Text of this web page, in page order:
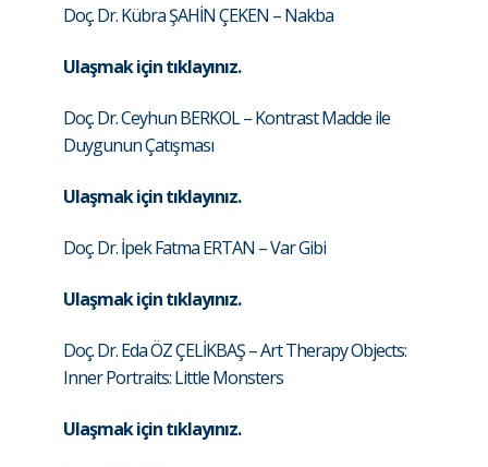
Doç. Dr. Kübra ŞAHİN ÇEKEN – Nakba
Ulaşmak için tıklayınız.
Doç. Dr. Ceyhun BERKOL – Kontrast Madde ile
Duygunun Çatışması
Ulaşmak için tıklayınız.
Doç. Dr. İpek Fatma ERTAN – Var Gibi
Ulaşmak için tıklayınız.
Doç. Dr. Eda ÖZ ÇELİKBAŞ – Art Therapy Objects:
Inner Portraits: Little Monsters
Ulaşmak için tıklayınız.